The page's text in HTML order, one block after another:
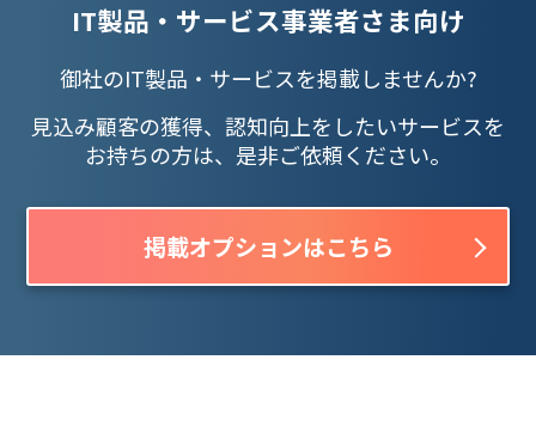
IT製品・サービス事業者さま向け
御社のIT製品・サービスを掲載しませんか?
見込み顧客の獲得、認知向上をしたいサービスを
お持ちの方は、是非ご依頼ください。
掲載オプションはこちら